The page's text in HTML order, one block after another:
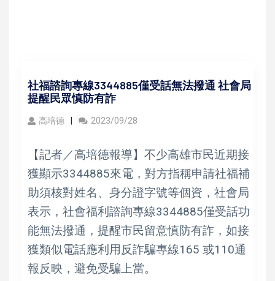
社福諮詢專線3344885僅受話無法撥通 社會局
提醒民眾慎防有詐
高培德 2023/09/28
【記者／高培德報導】不少高雄市民近期接
獲顯示3344885來電，對方指稱申請社福補
助須核對姓名、身分證字號等個資，社會局
表示，社會福利諮詢專線3344885僅受話功
能無法撥通，提醒市民留意慎防有詐，如接
獲類似電話應利用反詐騙專線165 或110通
報反映，避免受騙上當。